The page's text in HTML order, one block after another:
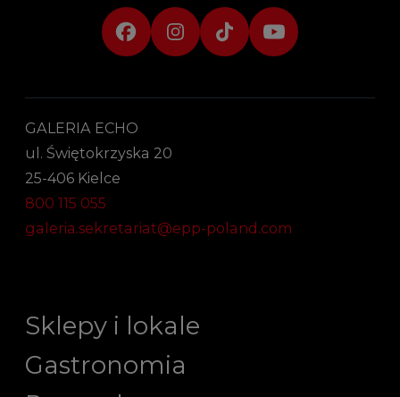
GALERIA ECHO
ul. Świętokrzyska 20
25-406 Kielce
800 115 055
galeria.sekretariat@epp-poland.com
Sklepy i lokale
Gastronomia